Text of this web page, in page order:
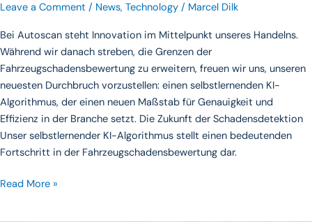
Leave a Comment / News, Technology / Marcel Dilk
Bei Autoscan steht Innovation im Mittelpunkt unseres Handelns.
Während wir danach streben, die Grenzen der
Fahrzeugschadensbewertung zu erweitern, freuen wir uns, unseren
neuesten Durchbruch vorzustellen: einen selbstlernenden KI-
Algorithmus, der einen neuen Maßstab für Genauigkeit und
Effizienz in der Branche setzt. Die Zukunft der Schadensdetektion
Unser selbstlernender KI-Algorithmus stellt einen bedeutenden
Fortschritt in der Fahrzeugschadensbewertung dar.
Read More »